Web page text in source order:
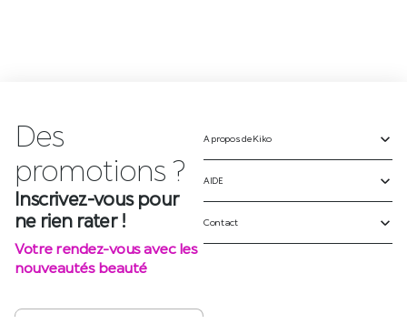
Des
Inscrivez-vous pour
ne rien rater !
Votre rendez-vous avec les
nouveautés beauté
A propos de Kiko
AIDE
Contact